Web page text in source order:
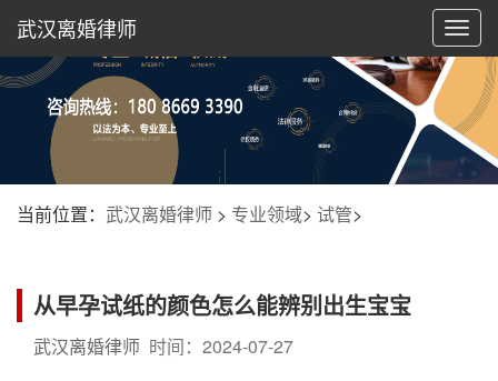
切
换
航
武汉离婚律师
当前位置： 武汉离婚律师 > 专业领域> 试管>
从早孕试纸的颜色怎么能辨别出生宝宝
武汉离婚律师 时间：2024-07-27